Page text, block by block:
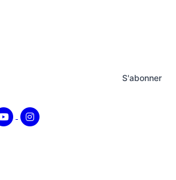
S'abonner